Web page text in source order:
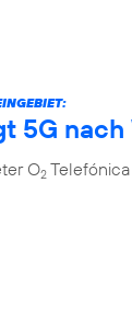
5G
O2